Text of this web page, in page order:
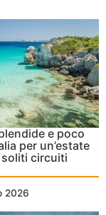
e poco
per un’estate
circuiti
2026